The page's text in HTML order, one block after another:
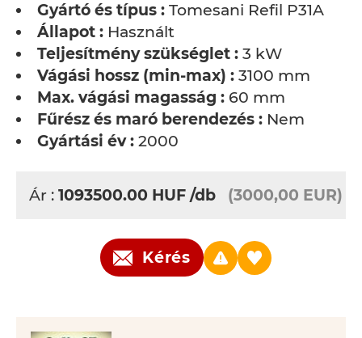
Gyártó és típus : Tomesani Refil P31A
Állapot : Használt
Teljesítmény szükséglet : 3 kW
Vágási hossz (min-max) : 3100 mm
Max. vágási magasság : 60 mm
Fűrész és maró berendezés : Nem
Gyártási év : 2000
Ár : 1093500.00 HUF /db (3000,00 EUR)
Kérés